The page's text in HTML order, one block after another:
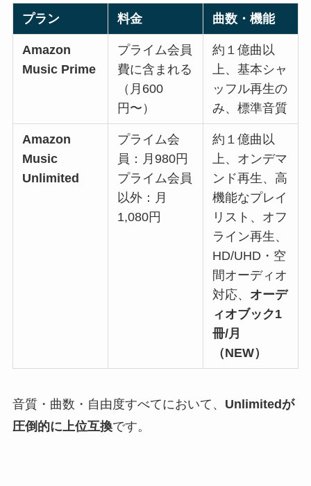
プラン 料金 曲数・機能
Amazon
Music Prime
プライム会員
費に含まれる
（月600
円〜）
約１億曲以
上、基本シャ
ッフル再生の
み、標準音質
Amazon
Music
Unlimited
プライム会
員：月980円
プライム会員
以外：月
1,080円
約１億曲以
上、オンデマ
ンド再生、高
機能なプレイ
リスト、オフ
ライン再生、
HD/UHD・空
間オーディオ
対応、 オーデ
ィオブック1
冊/月
（NEW）
音質・曲数・自由度すべてにおいて、 Unlimitedが
圧倒的に上位互換です。